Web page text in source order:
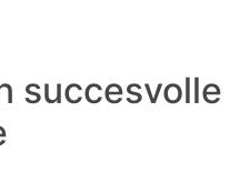
succesvolle